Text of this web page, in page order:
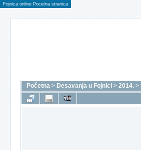
Fojnica online Pocetna stranica
Početna > Desavanja u Fojnici > 2014. >